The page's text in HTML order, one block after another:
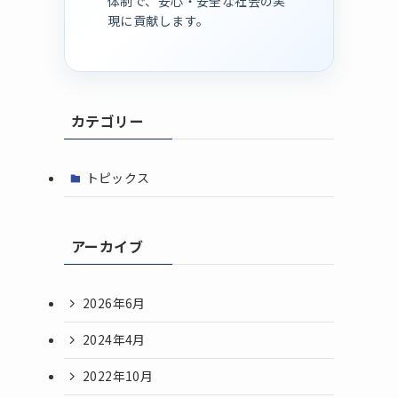
現に貢献します。
カテゴリー
トピックス
アーカイブ
2026年6月
2024年4月
2022年10月